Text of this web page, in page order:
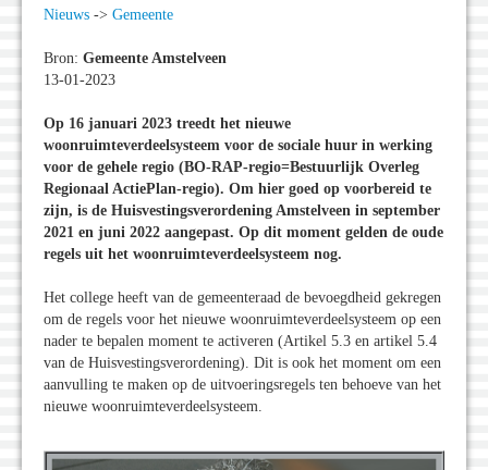
Nieuws -> Gemeente
Bron: Gemeente Amstelveen
13-01-2023
Op 16 januari 2023 treedt het nieuwe
woonruimteverdeelsysteem voor de sociale huur in werking
voor de gehele regio (BO-RAP-regio=Bestuurlijk Overleg
Regionaal ActiePlan-regio). Om hier goed op voorbereid te
zijn, is de Huisvestingsverordening Amstelveen in september
2021 en juni 2022 aangepast. Op dit moment gelden de oude
regels uit het woonruimteverdeelsysteem nog.
Het college heeft van de gemeenteraad de bevoegdheid gekregen
om de regels voor het nieuwe woonruimteverdeelsysteem op een
nader te bepalen moment te activeren (Artikel 5.3 en artikel 5.4
van de Huisvestingsverordening). Dit is ook het moment om een
aanvulling te maken op de uitvoeringsregels ten behoeve van het
nieuwe woonruimteverdeelsysteem.